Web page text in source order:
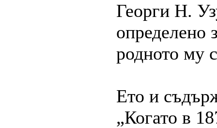
Георги Н.
определено
родното му
Ето и
„Когато в